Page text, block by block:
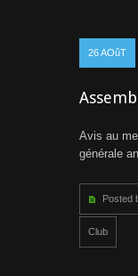
26AOûT
Avis au
générale
Posted
Club